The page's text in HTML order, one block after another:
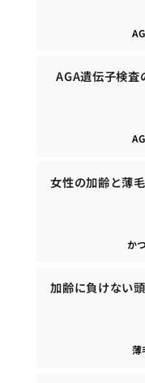
AGA遺伝子検査
女性の加齢と薄
か
加齢に負けない
薄